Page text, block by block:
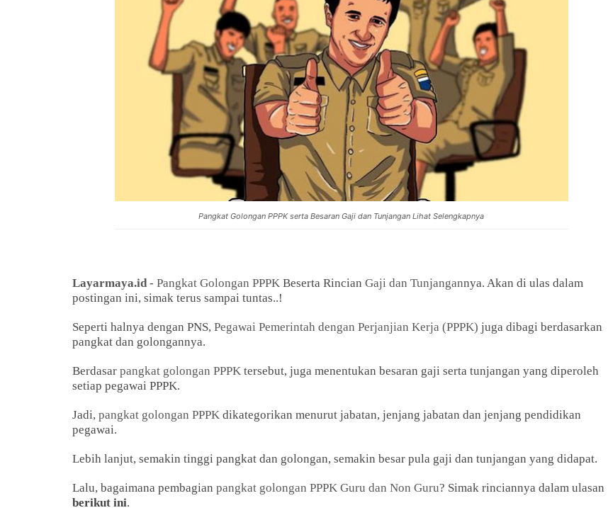
Pangkat Golongan PPPK serta Besaran Gaji dan Tunjangan Lihat Selengkapnya
Layarmaya.id- Pangkat Golongan PPPK Beserta Rincian Gaji dan Tunjangannya. Akan di ulas dalam
postingan ini, simak terus sampai tuntas..!
Seperti halnya dengan PNS, Pegawai Pemerintah dengan Perjanjian Kerja (PPPK) juga dibagi berdasarkan
pangkat dan golongannya.
Berdasar pangkat golongan PPPK tersebut, juga menentukan besaran gaji serta tunjangan yang diperoleh
setiap pegawai PPPK.
Jadi, pangkat golongan PPPK dikategorikan menurut jabatan, jenjang jabatan dan jenjang pendidikan
pegawai.
Lebih lanjut, semakin tinggi pangkat dan golongan, semakin besar pula gaji dan tunjangan yang didapat.
Lalu, bagaimana pembagian pangkat golongan PPPK Guru dan Non Guru? Simak rinciannya dalam ulasan
berikut ini.